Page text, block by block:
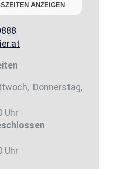
ANZEIGEN
Donnerstag,
Uhr
Uhr